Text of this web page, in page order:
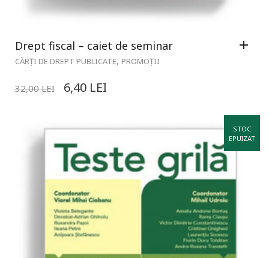
Drept fiscal – caiet de seminar
CĂRȚI DE DREPT PUBLICATE, PROMOȚII
32,00LEI 6,40 LEI
STOC
EPUIZAT